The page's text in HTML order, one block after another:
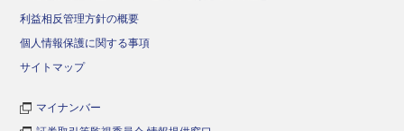
利益相反管理方針の概要
個人情報保護に関する事項
サイトマップ
マイナンバー